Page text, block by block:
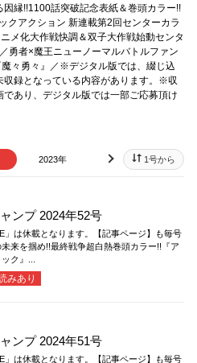
縁!!1100話突破記念表紙＆巻頭カラー!!
クアクション 新連載第2回センターカラ
メ化大作戦快調＆双子大作戦始動センタ
勇者×魔王ニューノーマルバトルファン
々勇々』／※デジタル版では、綴じ込
録となっている内容があります。※収
あり、デジタル版では一部ご応募頂け
2023年 2022年 2021
next 1号から
ンプ 2024年52号
」は休載となります。【記事ページ】も毎号
来を掴め!!最終戦争超白熱巻頭カラー!!『ア
ク』...
みあり
ンプ 2024年51号
」は休載となります。【記事ページ】も毎号